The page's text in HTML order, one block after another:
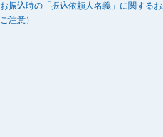
お振込時の「振込依頼人名義」に関する
ご注意）